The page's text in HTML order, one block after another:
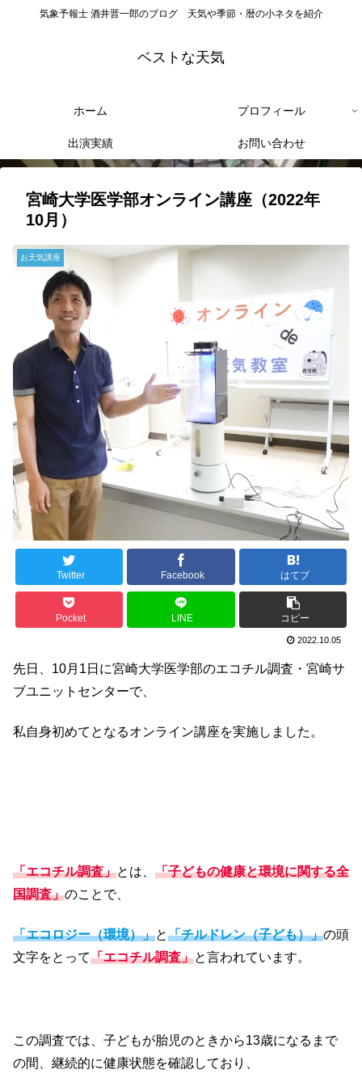
気象予報士 酒井晋一郎のブログ 天気や季節・暦の小ネタを紹介
ベストな天気
ホーム プロフィール
出演実績 お問い合わせ
宮崎大学医学部オンライン講座（2022年
10月）
お天気講座
Twitter Facebook はてブ
Pocket LINE コピー
2022.10.05
先日、10月1日に宮崎大学医学部のエコチル調査・宮崎サ
ブユニットセンターで、
私自身初めてとなるオンライン講座を実施しました。
「エコチル調査」とは、 「子どもの健康と環境に関する全
国調査」のことで、
「エコロジー（環境）」と「チルドレン（子ども）」の頭
文字をとって「エコチル調査」と言われています。
この調査では、子どもが胎児のときから13歳になるまで
の間、継続的に健康状態を確認しており、